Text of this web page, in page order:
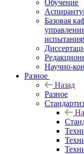
Обучение
Базовая
Научно-
Разное
Назад
Разное